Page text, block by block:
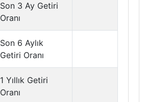
Son 3 Ay Getiri
Oranı
Son 6 Aylık
Getiri Oranı
1 Yıllık Getiri
Oranı